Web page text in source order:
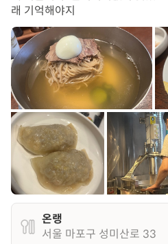
래 기억해야지
온랭
서울 마포구 성미산로 33